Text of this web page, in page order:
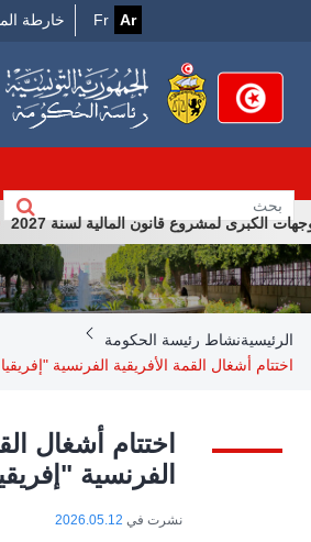
الرئيسي
Fr Ar
Menu
خارطة
لمشروع قانون المالية لسنة 2027
Breadcrumb
الرئيسيةنشاط رئيسة الحكومة
اختتام أشغال القمة الأفريقية الفرنسية
اختتام أشغال
الفرنسية
نشرت في 2026.05.12